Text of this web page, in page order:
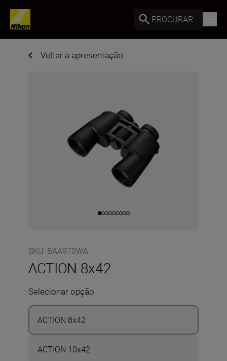
PROCURAR
Voltar à apresentação
SKU: BAA970WA
ACTION 8x42
Selecionar opção
ACTION 8x42
ACTION 10x42